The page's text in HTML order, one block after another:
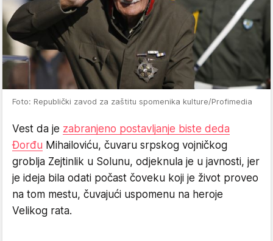
Foto: Republički zavod za zaštitu spomenika kulture/Profimedia
Vest da je zabranjeno postavljanje biste deda
Đorđu Mihailoviću, čuvaru srpskog vojničkog
groblja Zejtinlik u Solunu, odjeknula je u javnosti, jer
je ideja bila odati počast čoveku koji je život proveo
na tom mestu, čuvajući uspomenu na heroje
Velikog rata.